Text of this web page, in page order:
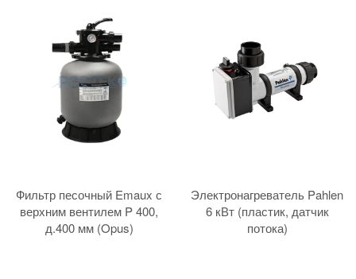
Фильтр песочный Emaux с
верхним вентилем P 400,
д.400 мм (Opus)
Электронагреватель Pahlen
6 кВт (пластик, датчик
потока)